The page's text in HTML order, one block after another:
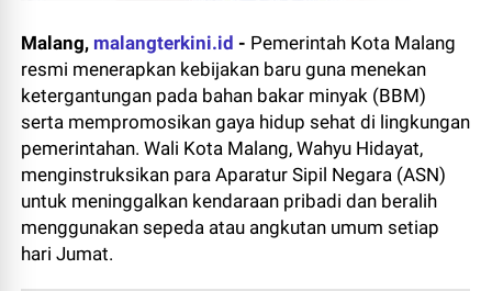
Malang, malangterkini.id - Pemerintah Kota Malang
resmi menerapkan kebijakan baru guna menekan
ketergantungan pada bahan bakar minyak (BBM)
serta mempromosikan gaya hidup sehat di lingkungan
pemerintahan. Wali Kota Malang, Wahyu Hidayat,
menginstruksikan para Aparatur Sipil Negara (ASN)
untuk meninggalkan kendaraan pribadi dan beralih
menggunakan sepeda atau angkutan umum setiap
hari Jumat.